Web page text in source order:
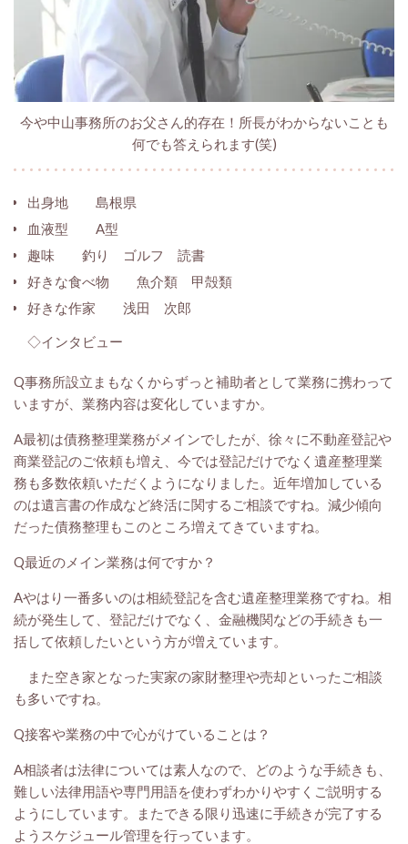
今や中山事務所のお父さん的存在！所長がわからないことも
何でも答えられます(笑)
出身地 島根県
血液型 A型
趣味 釣り ゴルフ 読書
好きな食べ物 魚介類 甲殻類
好きな作家 浅田 次郎
◇インタビュー
Q事務所設立まもなくからずっと補助者として業務に携わって
いますが、業務内容は変化していますか。
A最初は債務整理業務がメインでしたが、徐々に不動産登記や
商業登記のご依頼も増え、今では登記だけでなく遺産整理業
務も多数依頼いただくようになりました。近年増加している
のは遺言書の作成など終活に関するご相談ですね。減少傾向
だった債務整理もこのところ増えてきていますね。
Q最近のメイン業務は何ですか？
Aやはり一番多いのは相続登記を含む遺産整理業務ですね。相
続が発生して、登記だけでなく、金融機関などの手続きも一
括して依頼したいという方が増えています。
また空き家となった実家の家財整理や売却といったご相談
も多いですね。
Q接客や業務の中で心がけていることは？
A相談者は法律については素人なので、どのような手続きも、
難しい法律用語や専門用語を使わずわかりやすくご説明する
ようにしています。またできる限り迅速に手続きが完了する
ようスケジュール管理を行っています。